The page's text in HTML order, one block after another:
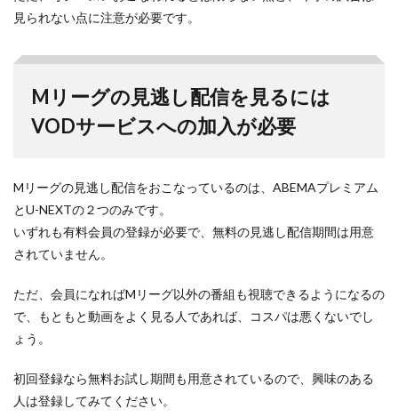
見られない点に注意が必要です。
Mリーグの見逃し配信を見るには
VODサービスへの加入が必要
Mリーグの見逃し配信をおこなっているのは、ABEMAプレミアム
とU-NEXTの２つのみです。
いずれも有料会員の登録が必要で、無料の見逃し配信期間は用意
されていません。
ただ、会員になればMリーグ以外の番組も視聴できるようになるの
で、もともと動画をよく見る人であれば、コスパは悪くないでし
ょう。
初回登録なら無料お試し期間も用意されているので、興味のある
人は登録してみてください。